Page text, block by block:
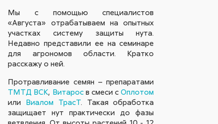
Мы с помощью специалистов
«Августа» отрабатываем на опытных
участках систему защиты нута.
Недавно представили ее на семинаре
для агрономов области. Кратко
расскажу о ней.
Протравливание семян – препаратами
ТМТД ВСК, Витаросв смеси сОплотом
или Виалом ТрасТ. Такая обработка
защищает нут практически до фазы